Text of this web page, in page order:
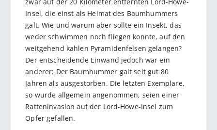
Insel, die einst als Heimat des Baumhummers
galt. Wie und warum aber sollte ein Insekt, das
weder schwimmen noch fliegen konnte, auf den
weitgehend kahlen Pyramidenfelsen gelangen?
Der entscheidende Einwand jedoch war ein
anderer: Der Baumhummer galt seit gut 80
Jahren als ausgestorben. Die letzten Exemplare,
so wurde allgemein angenommen, seien einer
Ratteninvasion auf der Lord-Howe-Insel zum
Opfer gefallen.